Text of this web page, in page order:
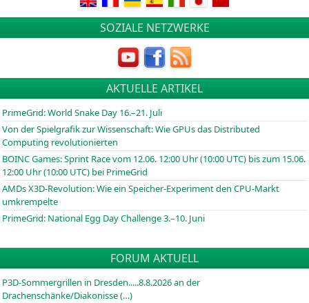
SOZIALE NETZWERKE
AKTUELLE ARTIKEL
PrimeGrid: World Snake Day 16.–21. Juli
Von der Spielgrafik zur Wissenschaft: Wie GPUs das Distributed
Computing revolutionierten
BOINCGames: Sprint Race vom 12.06. 12:00 Uhr (10:00 UTC) bis zum 15.06.
12:00 Uhr (10:00 UTC) bei PrimeGrid
AMDs X3D-Revolution: Wie ein Speicher-Experiment den CPU-Markt
umkrempelte
PrimeGrid: National Egg Day Challenge 3.–10. Juni
FORUM AKTUELL
P3D-Sommergrillen in Dresden.....8.8.2026 an der
Drachenschänke/Diakonisse (…)